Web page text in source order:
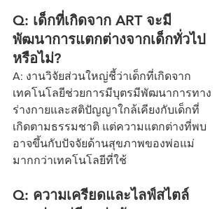
Q: เด็กที่เกิดจาก ART จะมี
พัฒนาการแตกต่างจากเด็กทั่วไป
หรือไม่?
A: งานวิจัยส่วนใหญ่ชี้ว่าเด็กที่เกิดจาก
เทคโนโลยีช่วยการมีบุตรมีพัฒนาการทาง
ร่างกายและสติปัญญาใกล้เคียงกับเด็กที่
เกิดตามธรรมชาติ แต่ความแตกต่างที่พบ
อาจขึ้นกับปัจจัยด้านสุขภาพของพ่อแม่
มากกว่าเทคโนโลยีที่ใช้
Q: ความเครียดและไลฟ์สไตล์